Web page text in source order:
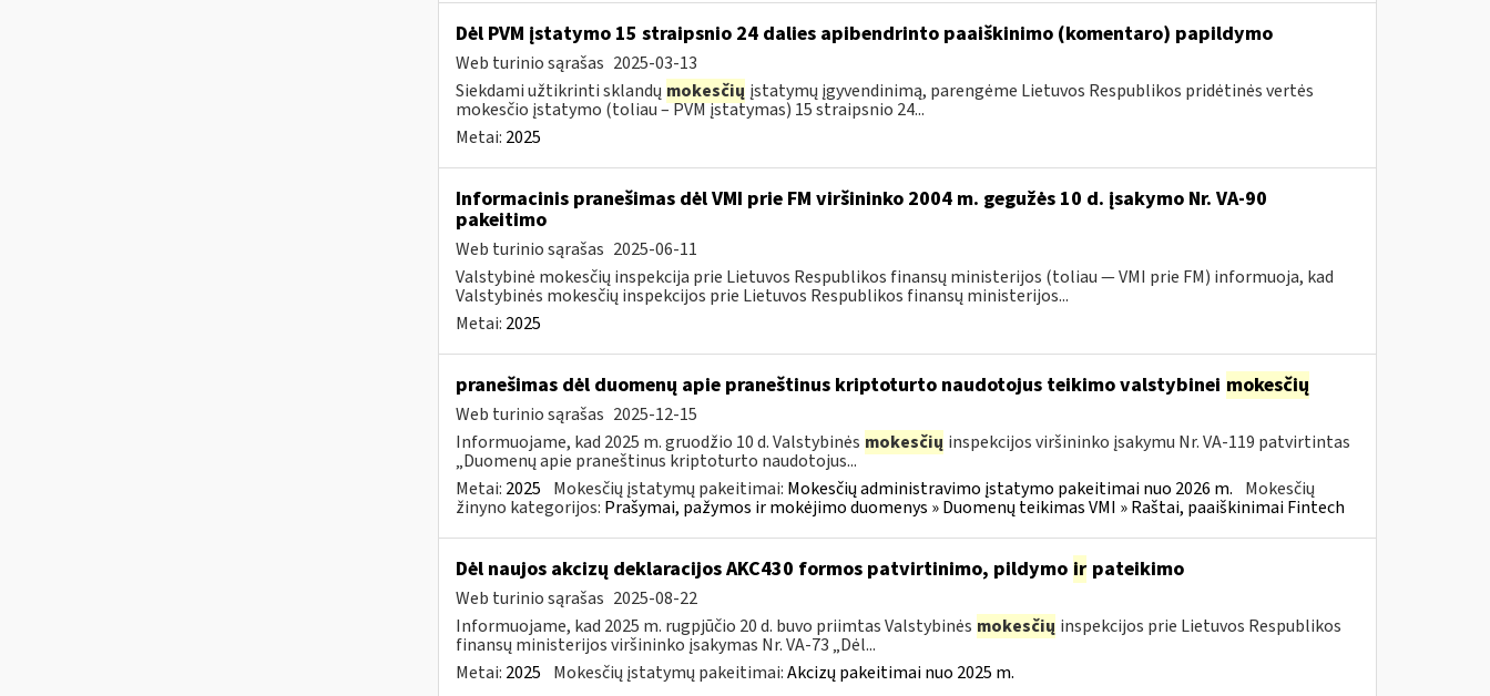
Dėl PVM įstatymo 15 straipsnio 24 dalies apibendrinto paaiškinimo (komentaro) papildymo
Web turinio sąrašas 2025-03-13
Siekdami užtikrinti sklandų mokesčių įstatymų įgyvendinimą, parengėme Lietuvos Respublikos pridėtinės vertės
mokesčio įstatymo (toliau – PVM įstatymas) 15 straipsnio 24...
Metai: 2025
Informacinis pranešimas dėl VMI prie FM viršininko 2004 m. gegužės 10 d. įsakymo Nr. VA-90
pakeitimo
Web turinio sąrašas 2025-06-11
Valstybinė mokesčių inspekcija prie Lietuvos Respublikos finansų ministerijos (toliau ― VMI prie FM) informuoja, kad
Valstybinės mokesčių inspekcijos prie Lietuvos Respublikos finansų ministerijos...
Metai: 2025
pranešimas dėl duomenų apie praneštinus kriptoturto naudotojus teikimo valstybinei mokesčių
Web turinio sąrašas 2025-12-15
Informuojame, kad 2025 m. gruodžio 10 d. Valstybinės mokesčių inspekcijos viršininko įsakymu Nr. VA-119 patvirtintas
„Duomenų apie praneštinus kriptoturto naudotojus...
Metai: 2025 Mokesčių įstatymų pakeitimai: Mokesčių administravimo įstatymo pakeitimai nuo 2026 m. Mokesčių
žinyno kategorijos: Prašymai, pažymos ir mokėjimo duomenys » Duomenų teikimas VMI » Raštai, paaiškinimai Fintech
Dėl naujos akcizų deklaracijos AKC430 formos patvirtinimo, pildymo irpateikimo
Web turinio sąrašas 2025-08-22
Informuojame, kad 2025 m. rugpjūčio 20 d. buvo priimtas Valstybinės mokesčių inspekcijos prie Lietuvos Respublikos
finansų ministerijos viršininko įsakymas Nr. VA-73 „Dėl...
Metai: 2025 Mokesčių įstatymų pakeitimai:Akcizų pakeitimai nuo 2025 m.